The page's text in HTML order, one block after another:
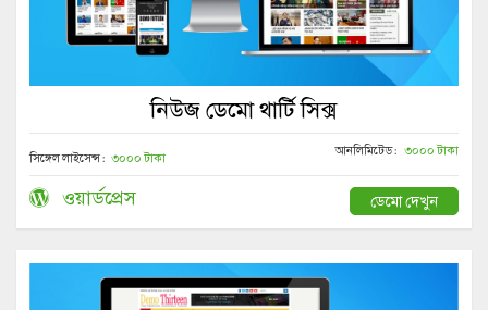
নিউজ ডেমো থার্টি সিক্স
সিঙ্গেল লাইসেন্স : ৩০০০ টাকা আনলিমিটেড : ৩০০০ টাকা
ওয়ার্ডপ্রেস ডেমো দেখুন